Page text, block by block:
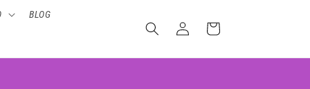
BLOG
sesión
Carrito